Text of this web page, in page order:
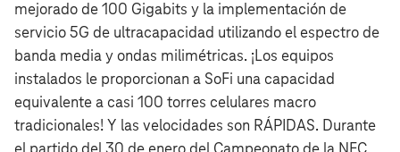
mejorado de 100 Gigabits y la implementación de
servicio 5G de ultracapacidad utilizando el espectro de
banda media y ondas milimétricas. ¡Los equipos
instalados le proporcionan a SoFi una capacidad
equivalente a casi 100 torres celulares macro
tradicionales! Y las velocidades son RÁPIDAS. Durante